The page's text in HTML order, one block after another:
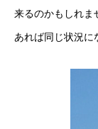
来るのかもしれま
あれば同じ状況に